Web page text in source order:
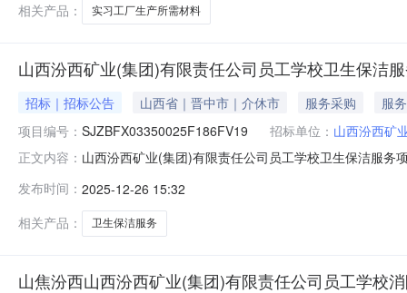
相关产品：
实习工厂生产所需材料
山西汾西矿业(集团)有限责任公司员工学校卫生保洁
招标｜招标公告 山西省｜晋中市｜介休市 服务采购
服务
项目编号： SJZBFX03350025F186FV19 招标单位： 山西汾西矿
正文内容： 山西汾西矿业(集团)有限责任公司员工学校卫生保洁服
名称：山西汾西矿业(集团)有限责任公司员工学校卫生保
采购项
发布时间： 2025-12-26 15:32
相关产品：
卫生保洁服务
山焦汾西山西汾西矿业(集团)有限责任公司员工学校